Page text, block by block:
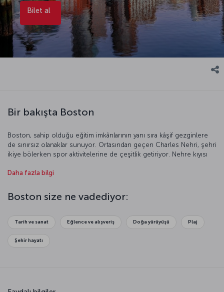
Bilet al
Bir bakışta Boston
Boston, sahip olduğu eğitim imkânlarının yanı sıra kâşif gezginlere
de sınırsız olanaklar sunuyor. Ortasından geçen Charles Nehri, şehri
ikiye bölerken spor aktivitelerine de çeşitlik getiriyor. Nehre kıyısı
aktivitelerine rastlarsanız, bu şansı iyi değerlendirin ve uzun uzun
meydanlarında hissedebilir, müzelerde Avrupa’daymışsınız gibi
sanatla iç içe olabilirsiniz. Boston Common ya da Public Garden’da
olarak anılan bölgede Boston’un tarihine ışık tutan yapı ve anıtlarla
olarak zenginleşmiş, genç ve dinamik nüfusu sayesinde de
Daha fazla bilgi
Boston size ne vadediyor:
Tarih ve sanat Eğlence ve alışveriş Doğa yürüyüşü Plaj
Şehir hayatı